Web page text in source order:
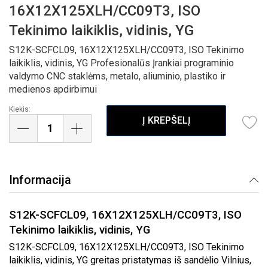
16X12X125XLH/CC09T3, ISO
Tekinimo laikiklis, vidinis, YG
S12K-SCFCL09, 16X12X125XLH/CC09T3, ISO Tekinimo
laikiklis, vidinis, YG Profesionalūs Įrankiai programinio
valdymo CNC staklėms, metalo, aliuminio, plastiko ir
medienos apdirbimui
Kiekis:
Į KREPŠELĮ
Informacija
S12K-SCFCL09, 16X12X125XLH/CC09T3, ISO
Tekinimo laikiklis, vidinis, YG
S12K-SCFCL09, 16X12X125XLH/CC09T3, ISO Tekinimo
laikiklis, vidinis, YG greitas pristatymas iš sandėlio Vilnius,